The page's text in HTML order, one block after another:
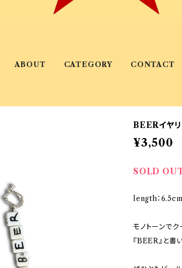
ABOUT CATEGORY CONTACT
BEERイヤ
¥3,500
SOLD
length：6.5cm
モノトーンで
『BEER』と書